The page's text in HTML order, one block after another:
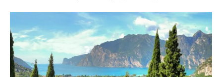
parchi, negozi e locali, romantici porti, ulivi e limoneti. Il Lago di
Garda è un immenso e spettacolare specchio d’acqua che
bagna tre regioni della penisola: Veneto, Lombardia e
Trentino-Alto Adige. […]